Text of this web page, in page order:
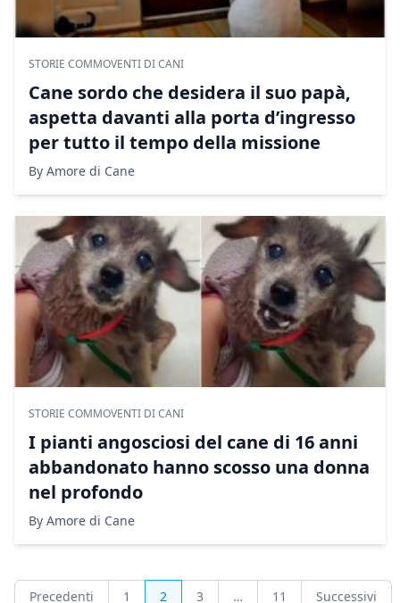
STORIE COMMOVENTI DI CANI
Cane sordo che desidera il suo papà,
aspetta davanti alla porta d’ingresso
per tutto il tempo della missione
By Amore di Cane
STORIE COMMOVENTI DI CANI
I pianti angosciosi del cane di 16 anni
abbandonato hanno scosso una donna
nel profondo
By Amore di Cane
Paginazione
Precedenti 1 2 3 … 11 Successivi